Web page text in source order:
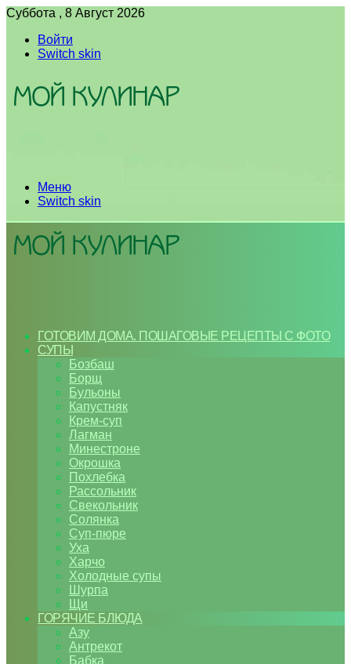
Суббота , 8 Август 2026
Войти
Switch skin
Меню
Switch skin
ГОТОВИМ ДОМА. ПОШАГОВЫЕ РЕЦЕПТЫ С ФОТО
СУПЫ
Бозбаш
Борщ
Бульоны
Капустняк
Крем-суп
Лагман
Минестроне
Окрошка
Похлебка
Рассольник
Свекольник
Солянка
Суп-пюре
Уха
Харчо
Холодные супы
Шурпа
Щи
ГОРЯЧИЕ БЛЮДА
Азу
Антрекот
Бабка